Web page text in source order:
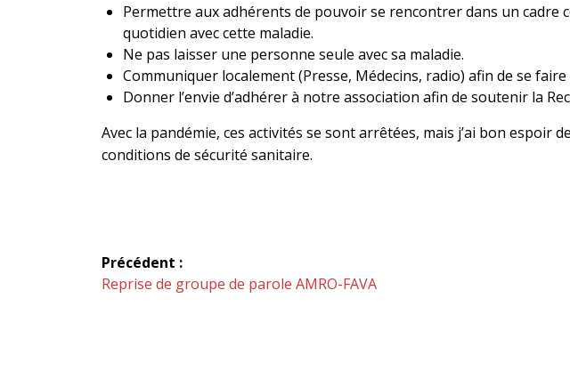
Permettre aux adhérents de pouvoir se rencontrer dans un cadre
quotidien avec cette maladie.
Ne pas laisser une personne seule avec sa maladie.
Communiquer localement (Presse, Médecins, radio) afin de se
Donner l’envie d’adhérer à notre association afin de soutenir la
Avec la pandémie, ces activités se sont arrêtées, mais j’ai bon
conditions de sécurité sanitaire.
de
Précédent :
Article
Reprise de groupe de parole AMRO-FAVA